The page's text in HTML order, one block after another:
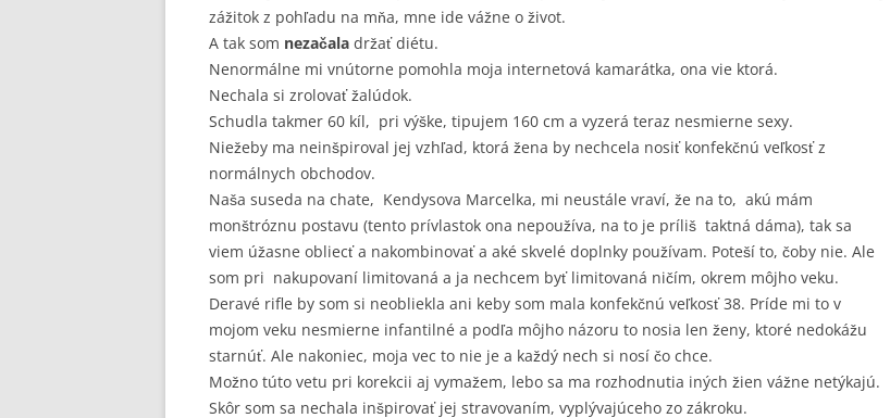
zážitok z pohľadu na mňa, mne ide vážne o život.
A tak som nezačala držať diétu.
Nenormálne mi vnútorne pomohla moja internetová kamarátka, ona vie ktorá.
Nechala si zrolovať žalúdok.
Schudla takmer 60 kíl, pri výške, tipujem 160 cm a vyzerá teraz nesmierne sexy.
Niežeby ma neinšpiroval jej vzhľad, ktorá žena by nechcela nosiť konfekčnú veľkosť z
normálnych obchodov.
Naša suseda na chate, Kendysova Marcelka, mi neustále vraví, že na to, akú mám
monštróznu postavu (tento prívlastok ona nepoužíva, na to je príliš taktná dáma), tak sa
viem úžasne obliecť a nakombinovať a aké skvelé doplnky používam. Poteší to, čoby nie. Ale
som pri nakupovaní limitovaná a ja nechcem byť limitovaná ničím, okrem môjho veku.
Deravé rifle by som si neobliekla ani keby som mala konfekčnú veľkosť 38. Príde mi to v
mojom veku nesmierne infantilné a podľa môjho názoru to nosia len ženy, ktoré nedokážu
starnúť. Ale nakoniec, moja vec to nie je a každý nech si nosí čo chce.
Možno túto vetu pri korekcii aj vymažem, lebo sa ma rozhodnutia iných žien vážne netýkajú.
Skôr som sa nechala inšpirovať jej stravovaním, vyplývajúceho zo zákroku.